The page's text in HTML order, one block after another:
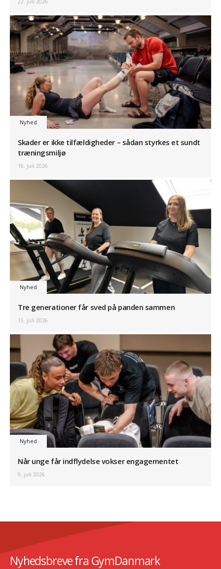
Nyhed
Skader er ikke tilfældigheder – sådan styrkes et sundt
træningsmiljø
16. juli 2026
Nyhed
Tre generationer får sved på panden sammen
15. juli 2026
Nyhed
Når unge får indflydelse vokser engagementet
9. juli 2026
Nyhedsbreve fra GymDanmark